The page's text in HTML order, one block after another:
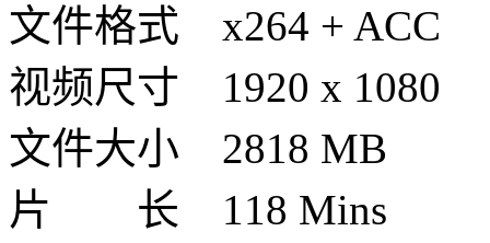
文件格式 x264 + ACC
视频尺寸 1920 x 1080
文件大小 2818 MB
片 长 118 Mins